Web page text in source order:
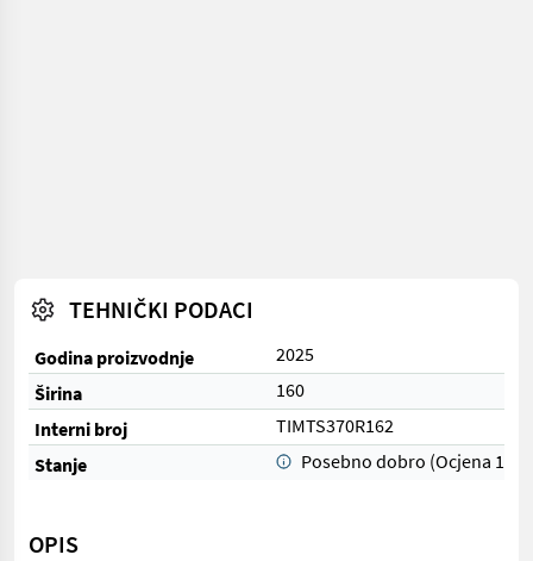
TEHNIČKI PODACI
Godina proizvodnje
2025
Širina
160
Interni broj
TIMTS370R162
Stanje
Posebno dobro (Ocjena 1)
OPIS